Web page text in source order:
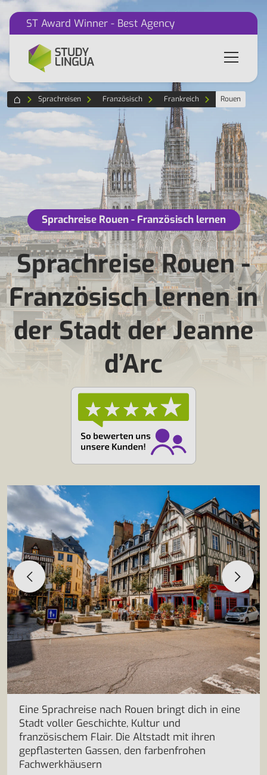
ST Award Winner - Best Agency
Sprachreisen Französisch Frankreich Rouen
Sprachreise Rouen - Französisch lernen
Sprachreise Rouen -
Französisch lernen in
der Stadt der Jeanne
d’Arc
Eine Sprachreise nach Rouen bringt dich in eine
Stadt voller Geschichte, Kultur und
französischem Flair. Die Altstadt mit ihren
gepflasterten Gassen, den farbenfrohen
Fachwerkhäusern